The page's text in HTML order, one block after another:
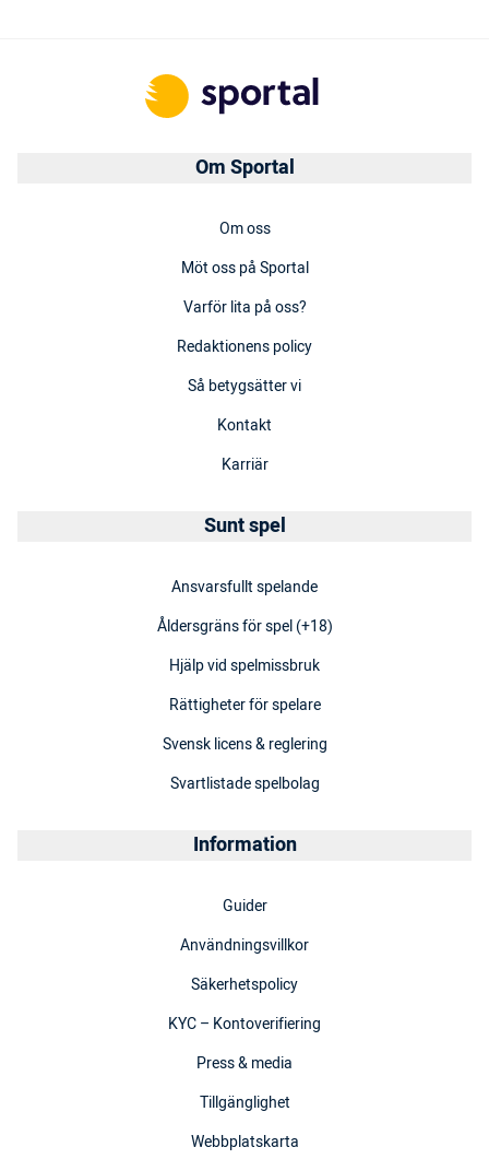
Om Sportal
Om oss
Möt oss på Sportal
Varför lita på oss?
Redaktionens policy
Så betygsätter vi
Kontakt
Karriär
Sunt spel
Ansvarsfullt spelande
Åldersgräns för spel (+18)
Hjälp vid spelmissbruk
Rättigheter för spelare
Svensk licens & reglering
Svartlistade spelbolag
Information
Guider
Användningsvillkor
Säkerhetspolicy
KYC – Kontoverifiering
Press & media
Tillgänglighet
Webbplatskarta